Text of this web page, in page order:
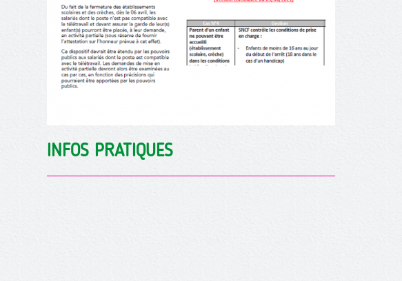
INFOS PRATIQUES